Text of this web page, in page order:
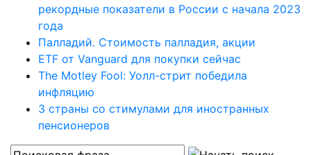
рекордные показатели в России с начала 2023
года
Палладий. Стоимость палладия, акции
ETF от Vanguard для покупки сейчас
The Motley Fool: Уолл-стрит победила
инфляцию
3 страны со стимулами для иностранных
пенсионеров